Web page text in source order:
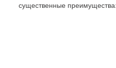
существенные преимущества: